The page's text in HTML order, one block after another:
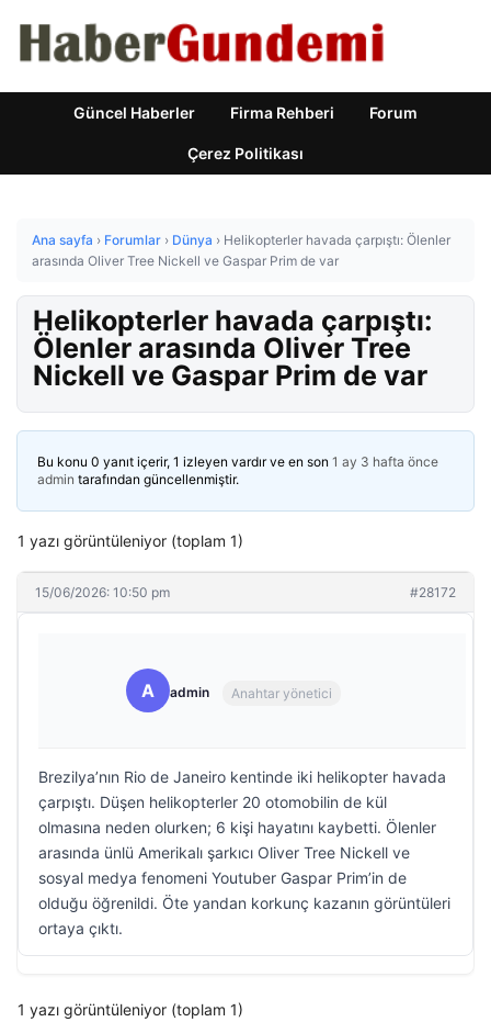
Güncel Haberler Firma Rehberi Forum
Çerez Politikası
Ana sayfa › Forumlar › Dünya › Helikopterler havada çarpıştı: Ölenler
arasında Oliver Tree Nickell ve Gaspar Prim de var
Helikopterler havada çarpıştı:
Ölenler arasında Oliver Tree
Nickell ve Gaspar Prim de var
Bu konu 0 yanıt içerir, 1 izleyen vardır ve en son 1 ay 3 hafta önce
admin tarafından güncellenmiştir.
1 yazı görüntüleniyor (toplam 1)
15/06/2026: 10:50 pm #28172
A admin Anahtar yönetici
Brezilya’nın Rio de Janeiro kentinde iki helikopter havada
çarpıştı. Düşen helikopterler 20 otomobilin de kül
olmasına neden olurken; 6 kişi hayatını kaybetti. Ölenler
arasında ünlü Amerikalı şarkıcı Oliver Tree Nickell ve
sosyal medya fenomeni Youtuber Gaspar Prim’in de
olduğu öğrenildi. Öte yandan korkunç kazanın görüntüleri
ortaya çıktı.
1 yazı görüntüleniyor (toplam 1)